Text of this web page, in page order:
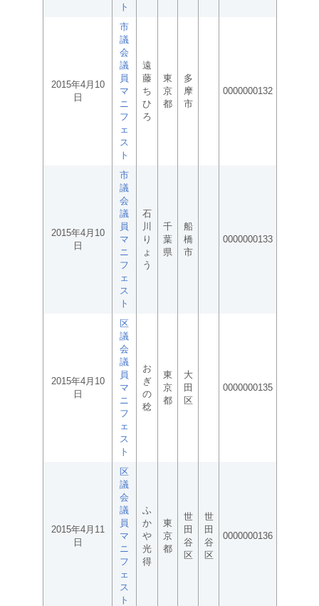
ト
2015年4月10
日
市
議
会
議
員
マ
ニ
フ
ェ
ス
ト
遠
藤
ち
ひ
ろ
東
京
都
多
摩
市
0000000132
2015年4月10
日
市
議
会
議
員
マ
ニ
フ
ェ
ス
ト
石
川
り
ょ
う
千
葉
県
船
橋
市
0000000133
2015年4月10
日
区
議
会
議
員
マ
ニ
フ
ェ
ス
ト
お
ぎ
の
稔
東
京
都
大
田
区
0000000135
2015年4月11
日
区
議
会
議
員
マ
ニ
フ
ェ
ス
ト
ふ
か
や
光
得
東
京
都
世
田
谷
区
世
田
谷
区
0000000136